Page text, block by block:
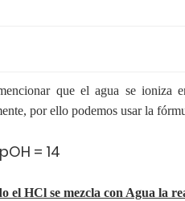
que el agua se ioniza
por ello podemos usar la
= 14
el HCl se mezcla con Agua la